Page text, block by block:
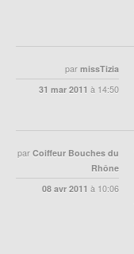
par missTizia
31 mar 2011 à 14:50
par Coiffeur Bouches du
Rhône
08 avr 2011 à 10:06